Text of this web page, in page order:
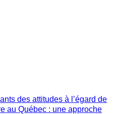
des attitudes à l’égard de
au Québec : une approche